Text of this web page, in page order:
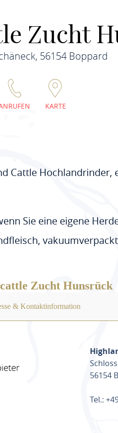
Zucht
56154 Boppard
KARTE
Cattle Hochlandrinder,
Sie eine eigene
Zucht Hunsrück
& Kontaktinformation
56154
Tel.: